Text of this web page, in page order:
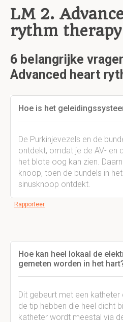
LM 2.
rythm therapy
6 belangrijke
Advanced heart
Hoe is het
De Purkinjevezels en de
ontdekt, omdat je de AV- en
het blote oog kan zien.
knoop, toen de bundels in
sinusknoop ontdekt.
Rapporteer
Hoe kan heel lokaal de
gemeten worden in het
Dit gebeurt met een
de tip hebben die heel dicht
katheter wordt meestal via